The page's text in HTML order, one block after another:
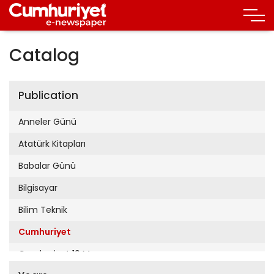
Catalog
Publication
Anneler Günü
Atatürk Kitapları
Babalar Günü
Bilgisayar
Bilim Teknik
Cumhuriyet
Cumhuriyet 19 Mayıs